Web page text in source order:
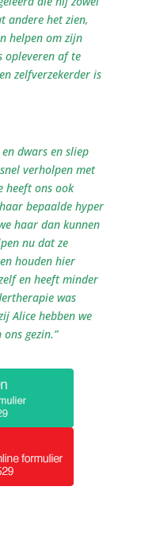
andere het zien,
helpen om zijn
opleveren af te
zelfverzekerder is
dwars en sliep
verholpen met
heeft ons ook
bepaalde hyper
haar dan kunnen
nu dat ze
houden hier
en heeft minder
was
Alice hebben we
gezin.”